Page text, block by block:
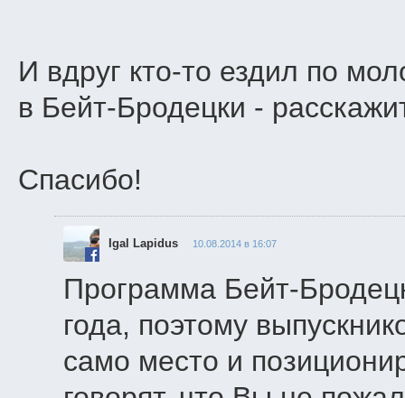
И вдруг кто-то ездил по
в Бейт-Бродецки -
Спасибо!
Igal Lapidus 10.08.2014 в 16:07
Программа Бейт-
года, поэтому
само место и